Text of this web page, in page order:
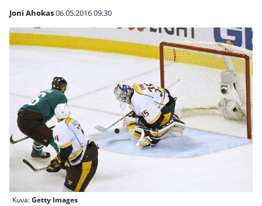
Joni Ahokas06.05.201609:30
Kuva:Getty Images